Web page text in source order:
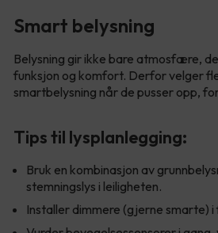
Smart belysning
Belysning gir ikke bare atmosfære,
funksjon og komfort. Derfor velger
smartbelysning når de pusser opp,
Tips til lysplanlegging:
Bruk en kombinasjon av
stemningslys i leiligheten.
Installer dimmere (gjerne smarte) i